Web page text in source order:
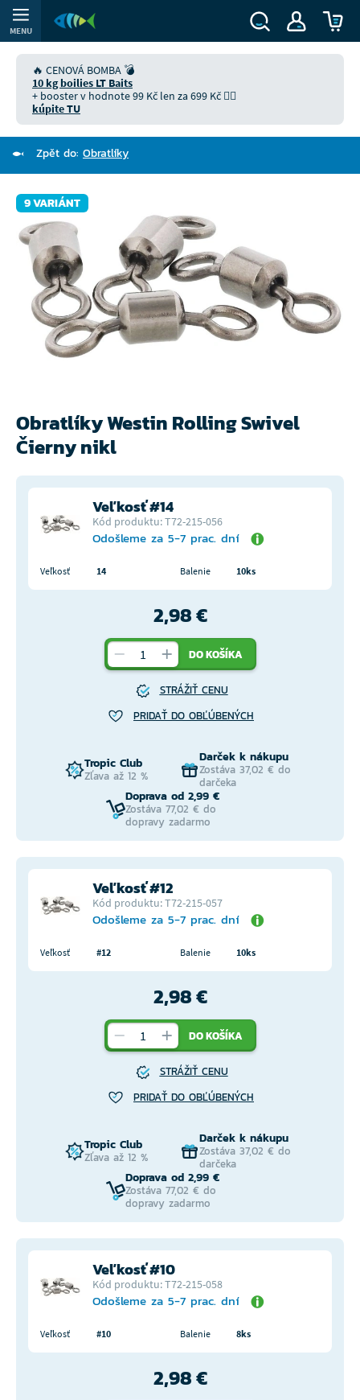
MENU
🔥 CENOVÁ BOMBA 💣
10 kg boilies LT Baits
+ booster v hodnote 99 Kč len za 699 Kč 👉🏻
kúpite TU
Zpět do: Obratlíky
9 VARIÁNT
Obratlíky Westin Rolling Swivel
Čierny nikl
Veľkosť #14
Kód produktu: T72-215-056
Odošleme za 5-7 prac. dní
Veľkosť 14 Balenie 10ks
2,98 €
DO KOŠÍKA
STRÁŽIŤ CENU
PRIDAŤ DO OBĽÚBENÝCH
Tropic Club
Zľava až 12 %
Darček k nákupu
Zostáva 37,02 € do
darčeka
Doprava od 2,99 €
Zostáva 77,02 € do
dopravy zadarmo
Veľkosť #12
Kód produktu: T72-215-057
Odošleme za 5-7 prac. dní
Veľkosť #12 Balenie 10ks
2,98 €
DO KOŠÍKA
STRÁŽIŤ CENU
PRIDAŤ DO OBĽÚBENÝCH
Tropic Club
Zľava až 12 %
Darček k nákupu
Zostáva 37,02 € do
darčeka
Doprava od 2,99 €
Zostáva 77,02 € do
dopravy zadarmo
Veľkosť #10
Kód produktu: T72-215-058
Odošleme za 5-7 prac. dní
Veľkosť #10 Balenie 8ks
2,98 €